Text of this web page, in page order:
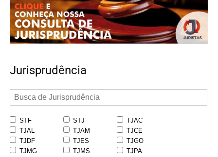
Jurisprudência
STF STJ
TJAC
TJAL
TJAM
TJCE
TJDF
TJES
TJGO
TJMG
TJMS
TJPA